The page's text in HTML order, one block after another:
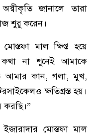
জানালে তারা
শুরু করেন।
মাল ক্ষিপ্ত হয়ে
না শুনেই আমাকে
আমার কান, গলা, মুখ,
ক্ষতিগ্রস্ত হয়।
করছি।”
মোস্তফা মাল